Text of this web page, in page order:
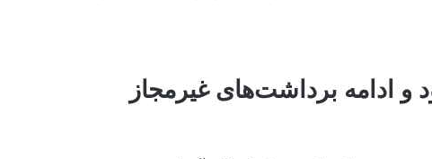
ادامه برداشت‌های غیرمجاز